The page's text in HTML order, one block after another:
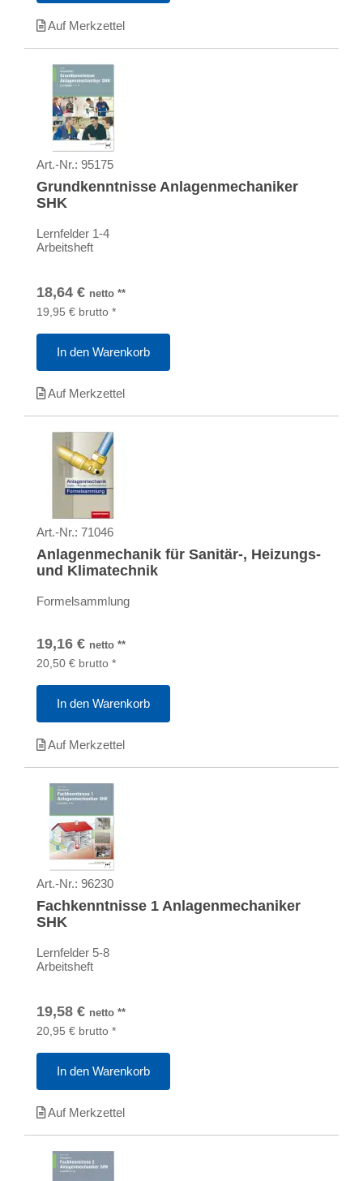
Auf Merkzettel
Art.-Nr.: 95175
Grundkenntnisse Anlagenmechaniker
SHK
Lernfelder 1-4
Arbeitsheft
18,64 € netto **
19,95 € brutto *
In den Warenkorb
Auf Merkzettel
Art.-Nr.: 71046
Anlagenmechanik für Sanitär-, Heizungs-
und Klimatechnik
Formelsammlung
19,16 € netto **
20,50 € brutto *
In den Warenkorb
Auf Merkzettel
Art.-Nr.: 96230
Fachkenntnisse 1 Anlagenmechaniker
SHK
Lernfelder 5-8
Arbeitsheft
19,58 € netto **
20,95 € brutto *
In den Warenkorb
Auf Merkzettel